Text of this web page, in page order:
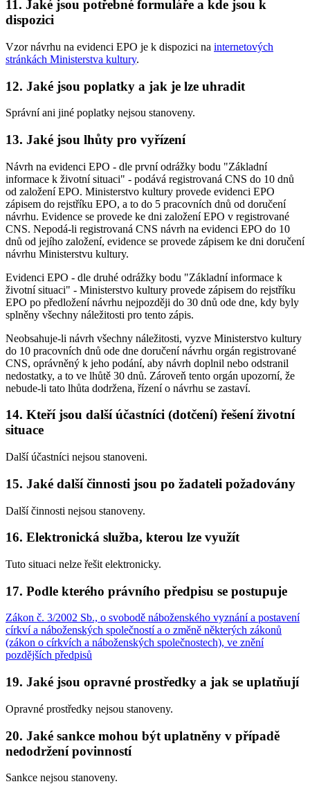
11. Jaké jsou potřebné formuláře a kde jsou k
dispozici
Vzor návrhu na evidenci EPO je k dispozici na internetových
stránkách Ministerstva kultury.
12. Jaké jsou poplatky a jak je lze uhradit
Správní ani jiné poplatky nejsou stanoveny.
13. Jaké jsou lhůty pro vyřízení
Návrh na evidenci EPO - dle první odrážky bodu "Základní
informace k životní situaci" - podává registrovaná CNS do 10 dnů
od založení EPO. Ministerstvo kultury provede evidenci EPO
zápisem do rejstříku EPO, a to do 5 pracovních dnů od doručení
návrhu. Evidence se provede ke dni založení EPO v registrované
CNS. Nepodá-li registrovaná CNS návrh na evidenci EPO do 10
dnů od jejího založení, evidence se provede zápisem ke dni doručení
návrhu Ministerstvu kultury.
Evidenci EPO - dle druhé odrážky bodu "Základní informace k
životní situaci" - Ministerstvo kultury provede zápisem do rejstříku
EPO po předložení návrhu nejpozději do 30 dnů ode dne, kdy byly
splněny všechny náležitosti pro tento zápis.
Neobsahuje-li návrh všechny náležitosti, vyzve Ministerstvo kultury
do 10 pracovních dnů ode dne doručení návrhu orgán registrované
CNS, oprávněný k jeho podání, aby návrh doplnil nebo odstranil
nedostatky, a to ve lhůtě 30 dnů. Zároveň tento orgán upozorní, že
nebude-li tato lhůta dodržena, řízení o návrhu se zastaví.
14. Kteří jsou další účastníci (dotčení) řešení životní
situace
Další účastníci nejsou stanoveni.
15. Jaké další činnosti jsou po žadateli požadovány
Další činnosti nejsou stanoveny.
16. Elektronická služba, kterou lze využít
Tuto situaci nelze řešit elektronicky.
17. Podle kterého právního předpisu se postupuje
Zákon č. 3/2002 Sb., o svobodě náboženského vyznání a postavení
církví a náboženských společností a o změně některých zákonů
(zákon o církvích a náboženských společnostech), ve znění
pozdějších předpisů
19. Jaké jsou opravné prostředky a jak se uplatňují
Opravné prostředky nejsou stanoveny.
20. Jaké sankce mohou být uplatněny v případě
nedodržení povinností
Sankce nejsou stanoveny.